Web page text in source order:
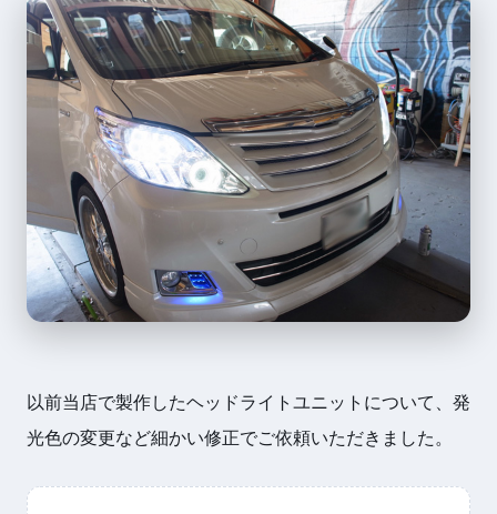
以前当店で製作したヘッドライトユニットについて、発
光色の変更など細かい修正でご依頼いただきました。